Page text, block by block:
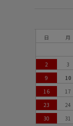
日
月
2
3
9
10
16
17
23
24
30
31